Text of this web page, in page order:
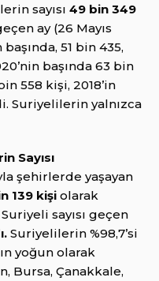
sayısı 49 bin 349
ay (26 Mayıs
51 bin 435,
başında 63 bin
558 kişi, 2018’in
Suriyelilerin yalnızca
Sayısı
şehirlerde yaşayan
139 kişi olarak
sayısı geçen
Suriyelilerin %98,7’si
yoğun olarak
Bursa, Çanakkale,